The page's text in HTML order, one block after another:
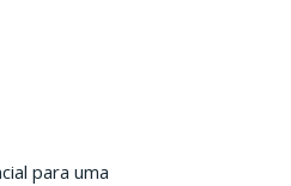
para uma